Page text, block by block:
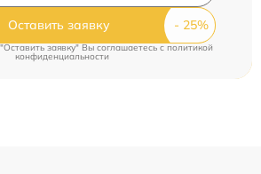
Оставить заявку
заявку" Вы соглашаетесь c политикой
конфиденциальности